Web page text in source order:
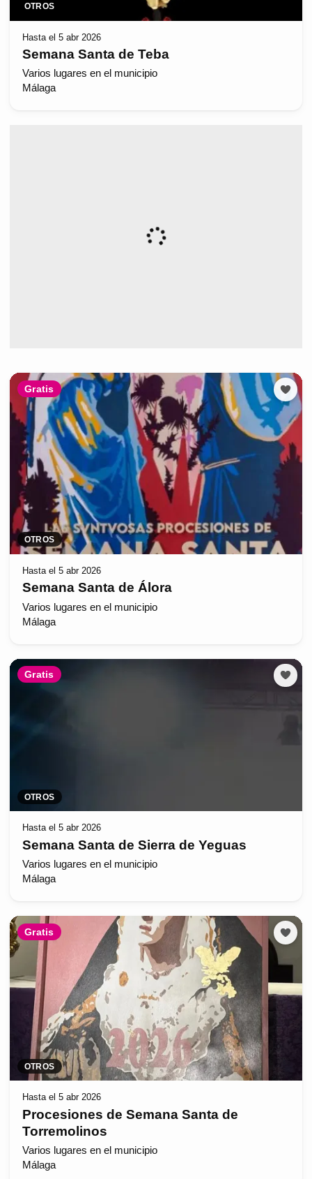
OTROS
Hasta el 5 abr 2026
Semana Santa de Teba
Varios lugares en el municipio
Málaga
Gratis
OTROS
Hasta el 5 abr 2026
Semana Santa de Álora
Varios lugares en el municipio
Málaga
Gratis
OTROS
Hasta el 5 abr 2026
Semana Santa de Sierra de Yeguas
Varios lugares en el municipio
Málaga
Gratis
OTROS
Hasta el 5 abr 2026
Procesiones de Semana Santa de
Torremolinos
Varios lugares en el municipio
Málaga